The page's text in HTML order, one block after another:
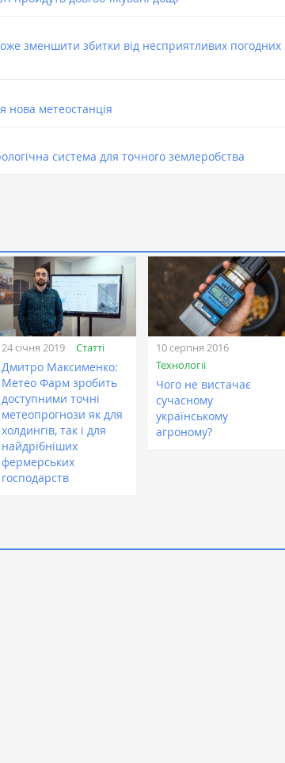
зменшити збитки від несприятливих погодних
нова метеостанція
система для точного землеробства
24 січня 2019 Статті
Дмитро Максименко:
Метео Фарм зробить
доступними точні
метеопрогнози як для
холдингів, так і для
найдрібніших
фермерських
господарств
10 серпня 2016
Технології
Чого не вистачає
сучасному
українському
агроному?